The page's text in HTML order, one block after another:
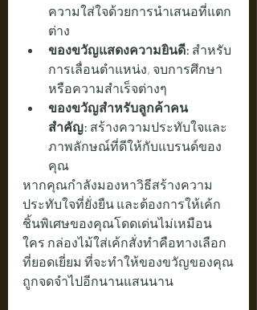
ความใส่ใจด้วยการนำเสนอที่แตก
ต่าง
ของขวัญแสดงความยินดี: สำหรับ
การเลื่อนตำแหน่ง, จบการศึกษา
หรือความสำเร็จต่างๆ
ของขวัญสำหรับลูกค้าคน
สำคัญ: สร้างความประทับใจและ
ภาพลักษณ์ที่ดีให้กับแบรนด์ของ
คุณ
หากคุณกำลังมองหาวิธีสร้างความ
ประทับใจที่ยั่งยืน และต้องการให้เค้ก
ชิ้นพิเศษของคุณโดดเด่นไม่เหมือน
ใคร กล่องไม้ใส่เค้กสั่งทำคือทางเลือก
ที่ยอดเยี่ยม ที่จะทำให้ของขวัญของคุณ
ถูกจดจำไปอีกนานแสนนาน